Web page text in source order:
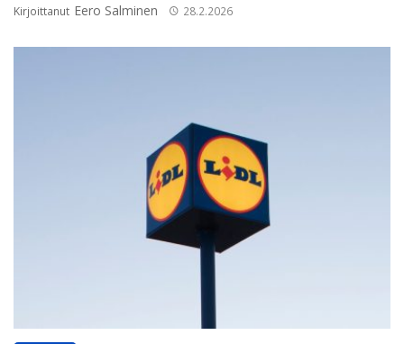
Kirjoittanut Eero Salminen 28.2.2026